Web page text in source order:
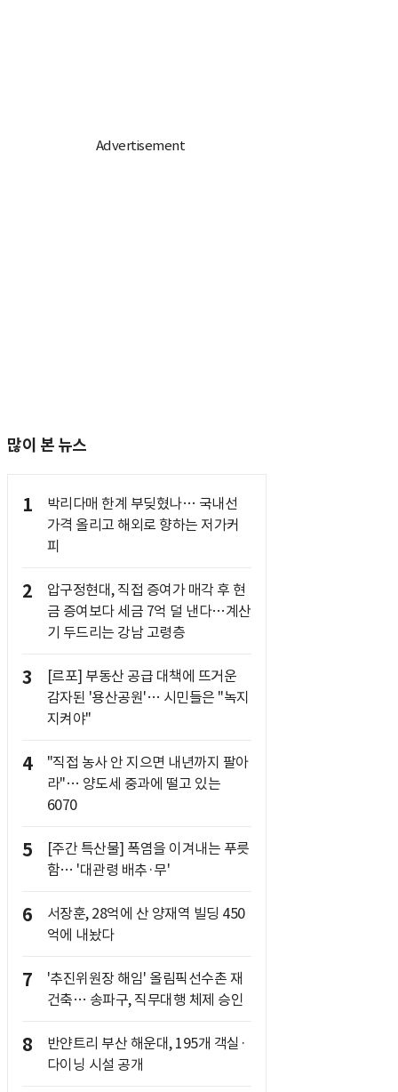
많이 본 뉴스
1
박리다매 한계 부딪혔나… 국내선
가격 올리고 해외로 향하는 저가커
피
2
압구정현대, 직접 증여가 매각 후 현
금 증여보다 세금 7억 덜 낸다…계산
기 두드리는 강남 고령층
3
[르포] 부동산 공급 대책에 뜨거운
감자된 '용산공원'… 시민들은 "녹지
지켜야"
4
"직접 농사 안 지으면 내년까지 팔아
라"… 양도세 중과에 떨고 있는
6070
5
[주간 특산물] 폭염을 이겨내는 푸릇
함… '대관령 배추·무'
6
서장훈, 28억에 산 양재역 빌딩 450
억에 내놨다
7
'추진위원장 해임' 올림픽선수촌 재
건축… 송파구, 직무대행 체제 승인
8
반얀트리 부산 해운대, 195개 객실·
다이닝 시설 공개